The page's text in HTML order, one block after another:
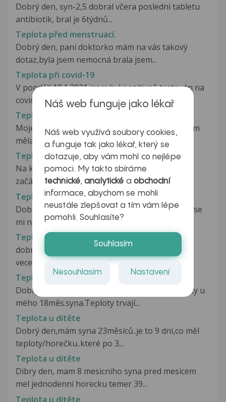
Dobrý den, syn-2,5 dobral včera poslední tabletu
antibiotik, bral je 6týdnů...
Teplota před menstruací.
Dobrý den, paní doktorko mám na vás takový
dotaz,byla jsem nemocná brala jsem...
Teplota při covid-19
V pondělí 18.1.2021 jsem byl pozitivně testován na
covid 19. První 2 dny jsem...
Teplota při kojení
Moje dítě má 3měsíce a je plně kojeno.Dnes jsem
měla zvýšenou teplotu na38.Bude...
Teplota při otoku a bolesti tváře.
Na konci letošních horkých dnů (konec dubna-
začátek května) mi otekla pravá...
Teplota těla
Dobry den, chtel bych se zeptat, v klidove chvili se
mi nekdy meni teplota tela,...
Teplota u 11m dítěte
dobrý den, ma 11-ti mesicni dcera dostala vcera
vecer teploty pres 38 (teplota...
Teplota u 18měs.dítěte
Dobrý den,měla bych dotaz který se týká teploty u
mého 18měs.syna.Teploty trvají...
Teplota u dítěte
Dobrý den,mám syna 23měsíců..je to 9 dní,co měl
teploty/horečku..které po 3...
Teplota u dítěte
Dibry den, mam 8 mesicniho syna pred mesicem
mel jednodenni horecku temer 39...
Teplota u dítěte
Náš web funguje jako lékař
Náš web využívá soubory cookies,
a funguje tak jako lékař, který se
dotazuje, aby vám mohl co nejlépe
pomoci. My takto sbíráme
technické,analytické a obchodní
informace, abychom se mohli
neustále zlepšovat a tím vám lépe
pomohli. Souhlasíte?
Souhlasím
Nesouhlasím Nastavení